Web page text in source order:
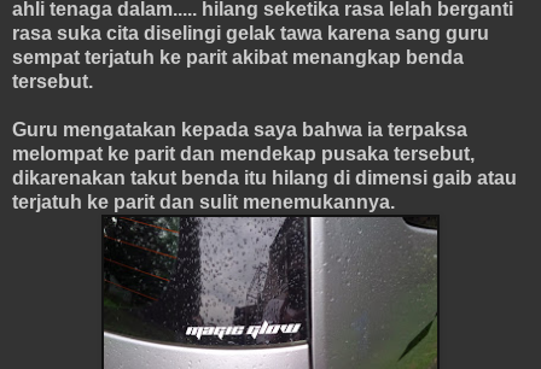
ahli tenaga dalam..... hilang seketika rasa lelah berganti
rasa suka cita diselingi gelak tawa karena sang guru
sempat terjatuh ke parit akibat menangkap benda
tersebut.
Guru mengatakan kepada saya bahwa ia terpaksa
melompat ke parit dan mendekap pusaka tersebut,
dikarenakan takut benda itu hilang di dimensi gaib atau
terjatuh ke parit dan sulit menemukannya.